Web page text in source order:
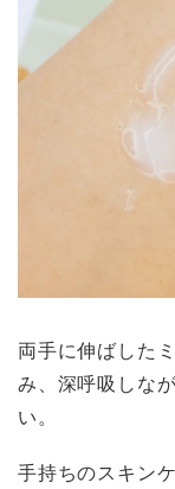
両手に伸ばした
み、深呼吸しな
い。
手持ちのスキン